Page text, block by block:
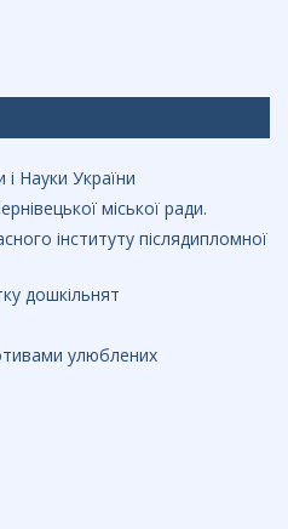
і Науки України
міської ради.
інституту післядипломної
дошкільнят
улюблених